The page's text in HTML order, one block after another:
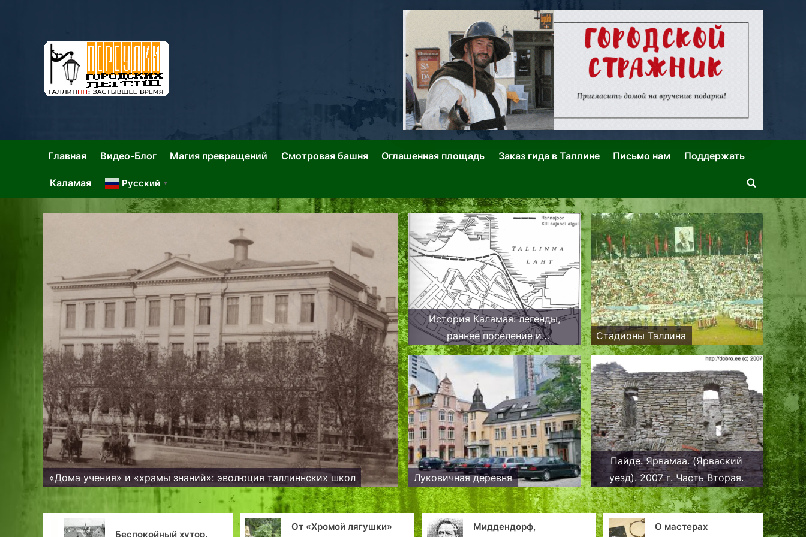
Таллин: Переулки Городских Легенд
Главная Видео-Блог Магия превращений Смотровая башня Оглашенная площадь Заказ гида в Таллине Письмо нам Поддержать
Каламая Русский ▼
Toggle
search
form
«Дома учения» и «храмы знаний»: эволюция таллиннских школ
История Каламая: легенды,
раннее поселение и
средневековое развитие района
Таллинна
Стадионы Таллина
Луковичная деревня
Пайде. Ярвамаа. (Ярваский
уезд). 2007 г. Часть Вторая.
Миддендорф,
О мастерах
Валовая, Домская,